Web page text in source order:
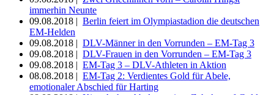
immerhin Neunte
09.08.2018 | Berlin feiert im Olympiastadion die deutschen
EM-Helden
09.08.2018 | DLV-Männer in den Vorrunden – EM-Tag 3
09.08.2018 | DLV-Frauen in den Vorrunden – EM-Tag 3
09.08.2018 | EM-Tag 3 – DLV-Athleten in Aktion
08.08.2018 | EM-Tag 2: Verdientes Gold für Abele,
emotionaler Abschied für Harting